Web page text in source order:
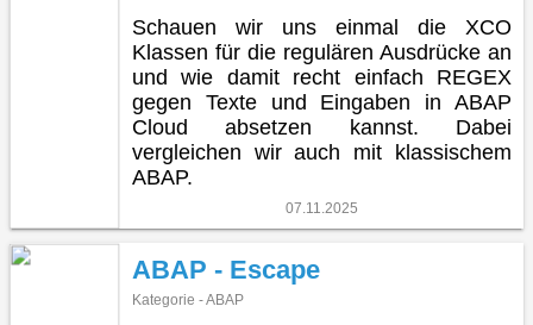
Schauen wir uns einmal die XCO
Klassen für die regulären Ausdrücke an
und wie damit recht einfach REGEX
gegen Texte und Eingaben in ABAP
Cloud absetzen kannst. Dabei
vergleichen wir auch mit klassischem
ABAP.
07.11.2025
ABAP - Escape
Kategorie - ABAP